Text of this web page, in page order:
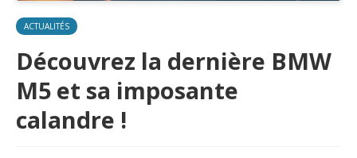
ACTUALITÉS
Découvrez la dernière BMW
M5 et sa imposante
calandre !